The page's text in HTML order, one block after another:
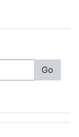
Go